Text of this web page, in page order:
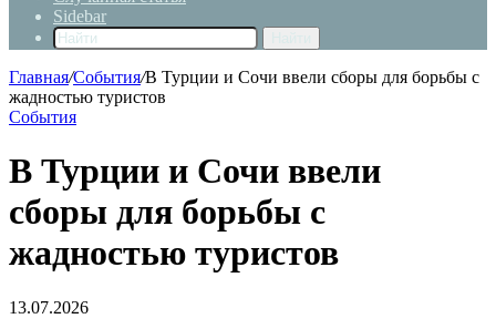
Sidebar
Главная/События/В Турции и Сочи ввели сборы для борьбы с
жадностью туристов
События
В Турции и Сочи ввели
сборы для борьбы с
жадностью туристов
13.07.2026